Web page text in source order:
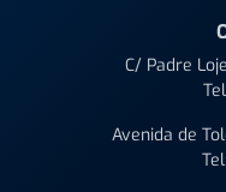
C/ Padre
Avenida de
Tel: